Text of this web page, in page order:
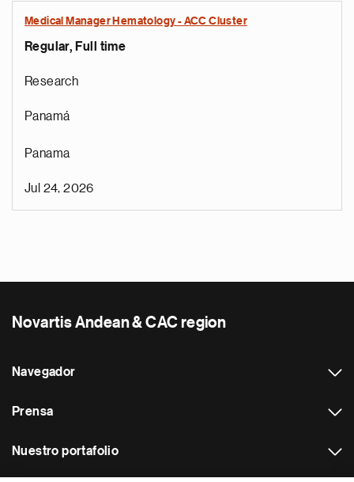
Medical Manager Hematology - ACC Cluster
Regular, Full time
Research
Panamá
Panama
Jul 24, 2026
Novartis Andean & CAC region
Navegador
Prensa
Nuestro portafolio